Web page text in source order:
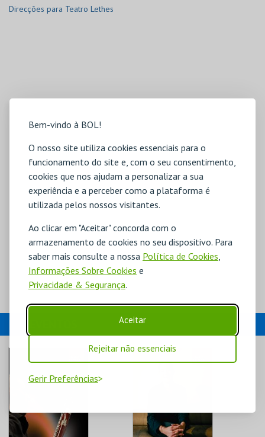
Bem-vindo à BOL!
O nosso site utiliza cookies essenciais para o
funcionamento do site e, com o seu consentimento,
cookies que nos ajudam a personalizar a sua
experiência e a perceber como a plataforma é
utilizada pelos nossos visitantes.
Ao clicar em "Aceitar" concorda com o
armazenamento de cookies no seu dispositivo. Para
saber mais consulte a nossa Política de Cookies,
Informações Sobre Cookies e
Privacidade & Segurança.
Aceitar
Rejeitar não essenciais
Gerir Preferências
Direcções para Teatro Lethes